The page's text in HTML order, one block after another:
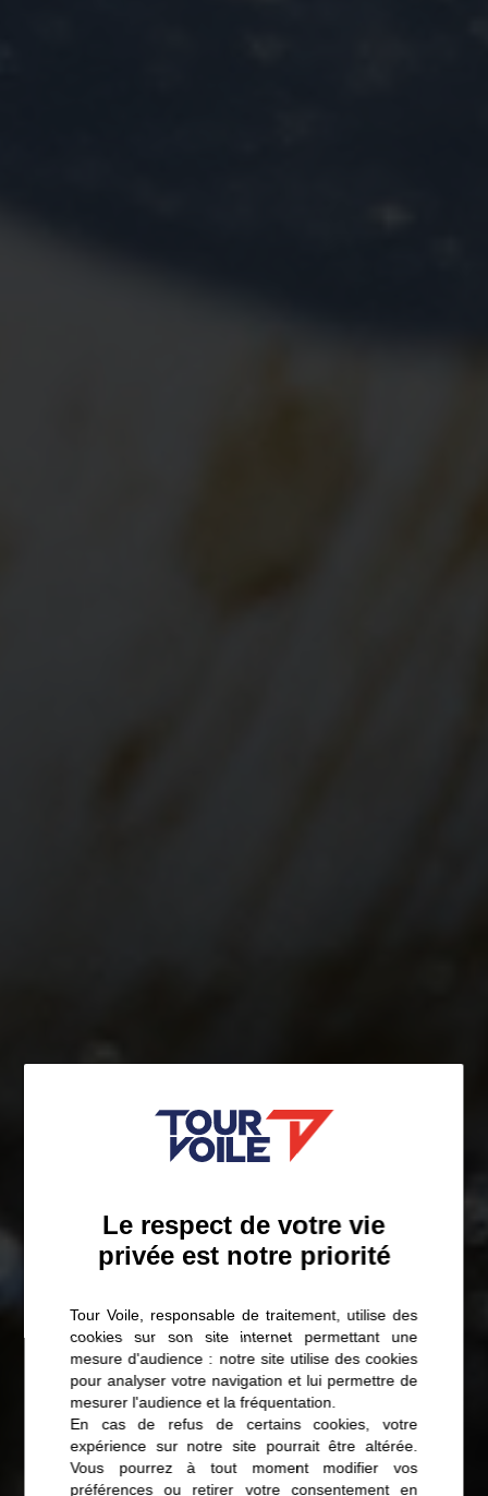
Le respect de votre vie
privée est notre priorité
Tour Voile, responsable de traitement, utilise des
cookies sur son site internet permettant une
mesure d'audience : notre site utilise des cookies
pour analyser votre navigation et lui permettre de
mesurer l'audience et la fréquentation.
En cas de refus de certains cookies, votre
expérience sur notre site pourrait être altérée.
Vous pourrez à tout moment modifier vos
préférences ou retirer votre consentement en